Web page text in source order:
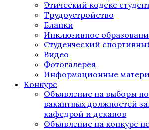
Этический кодекс
Трудоустройство
Бланки
Инклюзивное
Студенческий
Видео
Фотогалерея
Информационные
Конкурс
Объявление на выборы
вакантных должностей
кафедрой и деканов
Объявление на конкурс